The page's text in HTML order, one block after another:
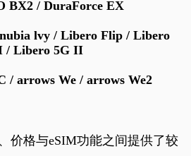
BX2 / DuraForce EX
lvy / Libero Flip / Libero
/ Libero 5G II
/ arrows We / arrows We2
价格与eSIM功能之间提供了较